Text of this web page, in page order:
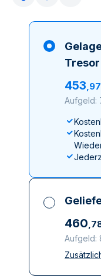
Tresor
453,97
Aufgeld:
460,
Aufgeld:
Alle